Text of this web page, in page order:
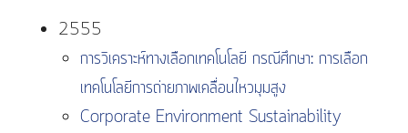
2555
การวิเคราะห์ทางเลือกเทคโนโลยี กรณีศึกษา: การเลือก
เทคโนโลยีการถ่ายภาพเคลื่อนไหวมุมสูง
Corporate Environment Sustainability